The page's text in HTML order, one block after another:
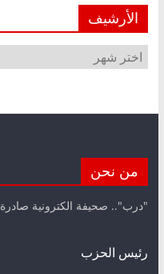
الأرشيف
الأرشيف
من نحن
"درب".. صحيفة الكترونية
رئيس الحزب